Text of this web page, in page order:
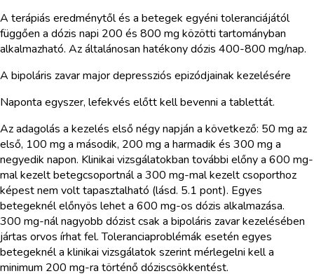
A terápiás eredménytől és a betegek egyéni toleranciájától
függően a dózis napi 200 és 800 mg közötti tartományban
alkalmazható. Az általánosan hatékony dózis 400-800 mg/nap.
A bipoláris zavar major depressziós epizódjainak kezelésére
Naponta egyszer, lefekvés előtt kell bevenni a tablettát.
Az adagolás a kezelés első négy napján a következő: 50 mg az
első, 100 mg a második, 200 mg a harmadik és 300 mg a
negyedik napon. Klinikai vizsgálatokban további előny a 600 mg-
mal kezelt betegcsoportnál a 300 mg-mal kezelt csoporthoz
képest nem volt tapasztalható (lásd. 5.1 pont). Egyes
betegeknél előnyös lehet a 600 mg-os dózis alkalmazása.
300 mg-nál nagyobb dózist csak a bipoláris zavar kezelésében
jártas orvos írhat fel. Toleranciaproblémák esetén egyes
betegeknél a klinikai vizsgálatok szerint mérlegelni kell a
minimum 200 mg-ra történő dóziscsökkentést.